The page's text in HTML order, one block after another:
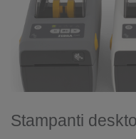
Stampanti